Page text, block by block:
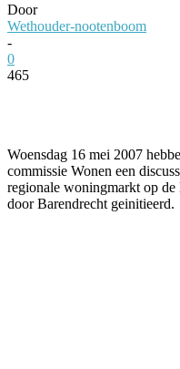
Door
Wethouder-nootenboom
-
0
465
Woensdag 16 mei 2007
commissie Wonen een
regionale woningmarkt op
door Barendrecht geinitieerd.